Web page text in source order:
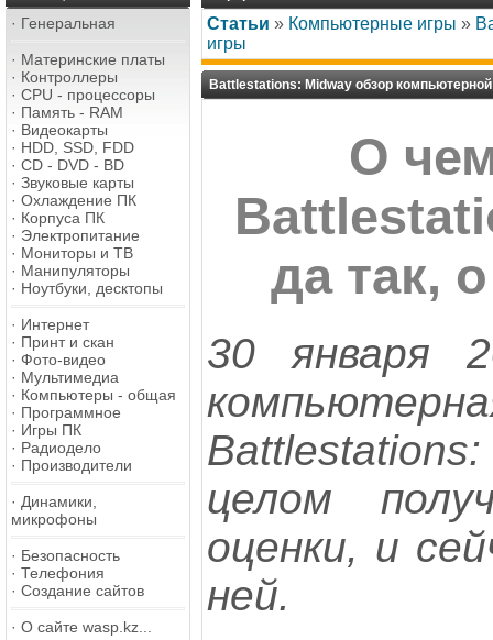
· Генеральная
· Материнские платы
· Контроллеры
· CPU - процессоры
· Память - RAM
· Видеокарты
· HDD, SSD, FDD
· CD - DVD - BD
· Звуковые карты
· Охлаждение ПК
· Корпуса ПК
· Электропитание
· Мониторы и ТВ
· Манипуляторы
· Ноутбуки, десктопы
· Интернет
· Принт и скан
· Фото-видео
· Мультимедиа
· Компьютеры - общая
· Программное
· Игры ПК
· Радиодело
· Производители
· Динамики,
микрофоны
· Безопасность
· Телефония
· Создание сайтов
· О сайте wasp.kz...
Статьи » Компьютерные игры »
игры
Battlestations: Midway обзор
О
да так,
30 января
целом
оценки, и
ней.